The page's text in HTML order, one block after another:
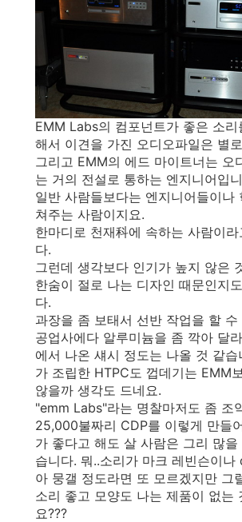
EMM Labs의 컴포넌트가 좋은 소리
해서 이견을 가진 오디오파일은 별
그리고 EMM의 에드 마이트너는 오
는 거의 전설로 통하는 엔지니어입
일반 사람들보다는 엔지니어들이나
쳐주는 사람이지요.
한마디로 천재科에 속하는 사람이
다.
그런데 생각보다 인기가 높지 않은
한숨이 절로 나는 디자인 때문인지
다.
과장을 좀 보태서 선반 작업을 할
공업사에다 알루미늄을 좀 깍아 달
에서 나온 섀시 정도는 나올 것 같습
가 조립한 HTPC도 껍데기는 EMM
않을까 생각도 드네요.
"emm Labs"라는 명찰마저도 좀 조
25,000불짜리 CDP를 이렇게 만들
가 좋다고 해도 살 사람은 그리 많
습니다. 뭐..소리가 마크 레빈슨이나
아 뭉갤 정도라면 또 모르겠지만 그
소리 좋고 모양도 나는 제품이 없는
요???